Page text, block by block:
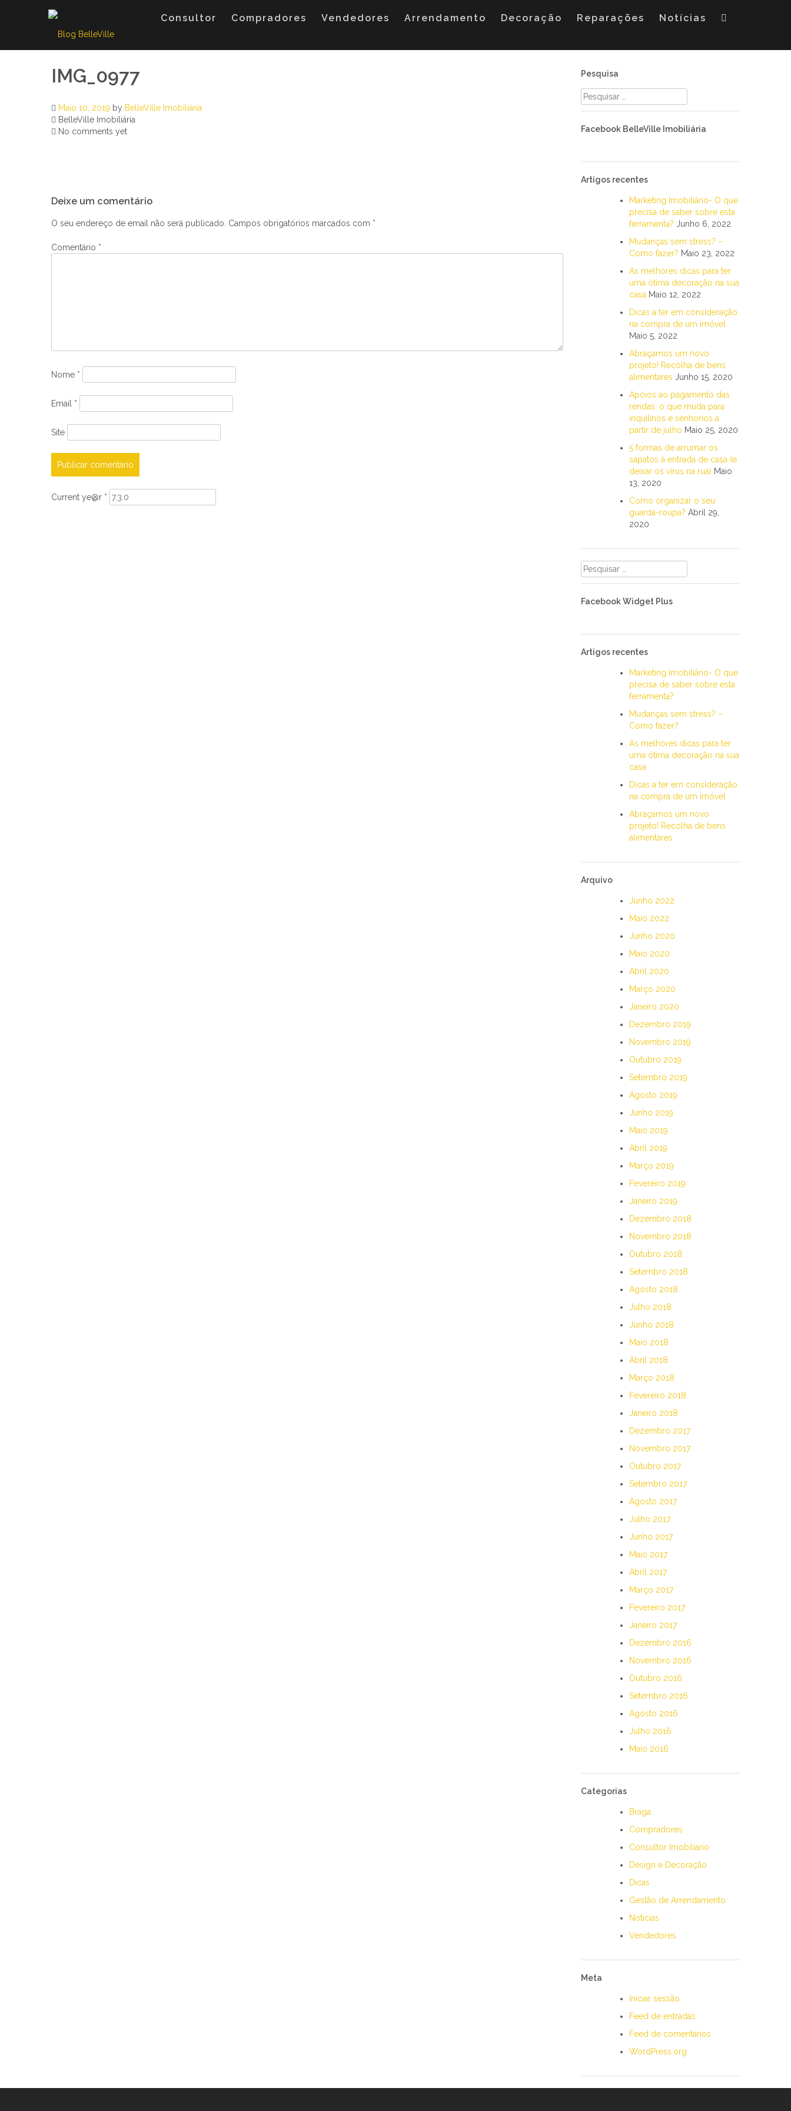
Consultor Compradores Vendedores Arrendamento Decoração Reparações Notícias
IMG_0977
Maio 10, 2019 by BelleVille Imobiliária
BelleVille Imobiliária
No comments yet
de
artigos
Deixe um comentário
O seu endereço de email não será publicado. Campos obrigatórios marcados com *
Comentário *
Nome *
Email *
Site
Current ye@r *
Pesquisa
Pesquisar
por:
Facebook BelleVille Imobiliária
Artigos recentes
Marketing Imobiliário- O que
precisa de saber sobre esta
ferramenta? Junho 6, 2022
Mudanças sem stress? –
Como fazer? Maio 23, 2022
As melhores dicas para ter
uma ótima decoração na sua
casa Maio 12, 2022
Dicas a ter em consideração
na compra de um imóvel
Maio 5, 2022
Abraçamos um novo
projeto! Recolha de bens
alimentares Junho 15, 2020
Apoios ao pagamento das
rendas: o que muda para
inquilinos e senhorios a
partir de julho Maio 25, 2020
5 formas de arrumar os
sapatos à entrada de casa (e
deixar os vírus na rua) Maio
13, 2020
Como organizar o seu
guarda-roupa? Abril 29,
2020
Pesquisar
por:
Facebook Widget Plus
Artigos recentes
Marketing Imobiliário- O que
precisa de saber sobre esta
ferramenta?
Mudanças sem stress? –
Como fazer?
As melhores dicas para ter
uma ótima decoração na sua
casa
Dicas a ter em consideração
na compra de um imóvel
Abraçamos um novo
projeto! Recolha de bens
alimentares
Arquivo
Junho 2022
Maio 2022
Junho 2020
Maio 2020
Abril 2020
Março 2020
Janeiro 2020
Dezembro 2019
Novembro 2019
Outubro 2019
Setembro 2019
Agosto 2019
Junho 2019
Maio 2019
Abril 2019
Março 2019
Fevereiro 2019
Janeiro 2019
Dezembro 2018
Novembro 2018
Outubro 2018
Setembro 2018
Agosto 2018
Julho 2018
Junho 2018
Maio 2018
Abril 2018
Março 2018
Fevereiro 2018
Janeiro 2018
Dezembro 2017
Novembro 2017
Outubro 2017
Setembro 2017
Agosto 2017
Julho 2017
Junho 2017
Maio 2017
Abril 2017
Março 2017
Fevereiro 2017
Janeiro 2017
Dezembro 2016
Novembro 2016
Outubro 2016
Setembro 2016
Agosto 2016
Julho 2016
Maio 2016
Categorias
Braga
Compradores
Consultor Imobiliário
Design e Decoração
Dicas
Gestão de Arrendamento
Notícias
Vendedores
Meta
Iniciar sessão
Feed de entradas
Feed de comentários
WordPress.org